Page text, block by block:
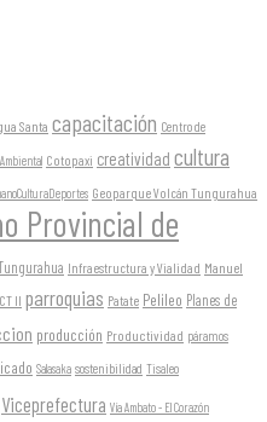
Santa capacitación Centro de
Cotopaxi creatividad cultura
Geoparque Volcán Tungurahua
Provincial de
Infraestructura y Vialidad Manuel
II parroquias Patate Pelileo Planes de
producción Productividad páramos
Salasaka sostenibilidad Tisaleo
Viceprefectura Vía Ambato - El Corazón